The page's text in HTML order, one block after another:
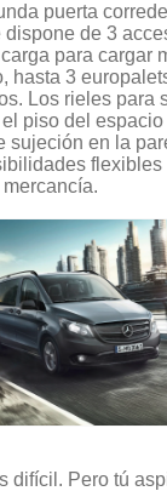
puerta
de 3
para cargar
hasta 3
Los rieles para
el piso del
sujeción en la
flexibles
difícil. Pero tú